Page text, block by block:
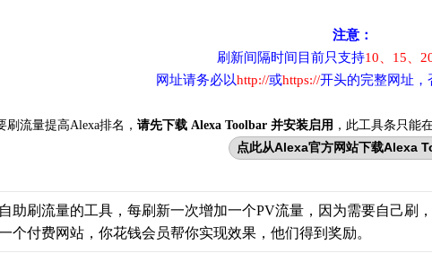
注意：
刷新间隔时间目前只支持10、15、
网址请务必以http://或https://开头的完整网址，
刷流量提高Alexa排名， 请先下载 Alexa Toolbar 并安装启用 ，此工具条只能
点此从Alexa官方网站下载Alexa
助刷流量的工具，每刷新一次增加一个PV流量，因为需要自己刷
个付费网站，你花钱会员帮你实现效果，他们得到奖励。